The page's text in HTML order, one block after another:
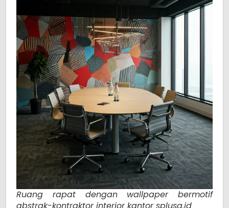
Ruang rapat dengan wallpaper bermotif